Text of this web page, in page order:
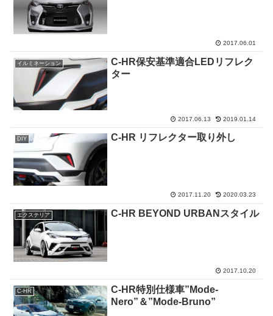
2017.06.01
イルミネーション
C-HR保安基準適合LEDリフレク
ター
2017.06.13 2019.01.14
DIY C-HR リフレクター取り外し
2017.11.20 2020.03.23
エクステリア C-HR BEYOND URBANスタイル
2017.10.20
C-HR
C-HR特別仕様車”Mode-
Nero”＆”Mode-Bruno”